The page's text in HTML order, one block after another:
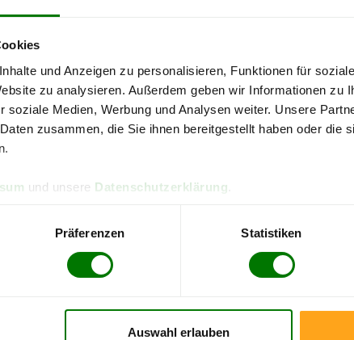
und Anzeigen zu personalisieren, Funktionen für
zu analysieren. Außerdem geben wir Informationen zu
soziale Medien, Werbung und Analysen weiter. Unsere
zusammen, die Sie ihnen bereitgestellt haben oder die
und unsere Datenschutzerklärung
Präferenzen Statistiken
Auswahl erlauben
kostenlose
direkt online bestellen
aktuellen Stand